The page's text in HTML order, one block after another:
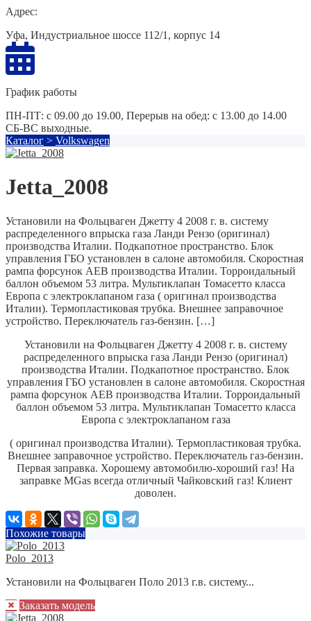
Адрес:
Уфа, Индустриальное шоссе 112/1, корпус 14
График работы
ПН-ПТ: с 09.00 до 19.00, Перерыв на обед: с 13.00 до 14.00
СБ-ВС выходные.
Каталог > Volkswagen
Jetta_2008
Установили на Фольцваген Джетту 4 2008 г. в. систему
распределенного впрыска газа Ланди Рензо (оригинал)
производства Италии. Подкапотное пространство. Блок
управления ГБО установлен в салоне автомобиля. Скоростная
рампа форсунок AEB производства Италии. Торроидальный
баллон объемом 53 литра. Мультиклапан Томасетто класса
Европа с электроклапаном газа ( оригинал производства
Италии). Термопластиковая трубка. Внешнее заправочное
устройство. Переключатель газ-бензин. […]
Установили на Фольцваген Джетту 4 2008 г. в. систему
распределенного впрыска газа Ланди Рензо (оригинал)
производства Италии. Подкапотное пространство. Блок
управления ГБО установлен в салоне автомобиля. Скоростная
рампа форсунок AEB производства Италии. Торроидальный
баллон объемом 53 литра. Мультиклапан Томасетто класса
Европа с электроклапаном газа
( оригинал производства Италии). Термопластиковая трубка.
Внешнее заправочное устройство. Переключатель газ-бензин.
Первая заправка. Хорошему автомобилю-хороший газ! На
заправке MGas всегда отличный Чайковский газ! Клиент
доволен.
Похожие товары
Polo_2013
Установили на Фольцваген Поло 2013 г.в. систему...
Заказать модель